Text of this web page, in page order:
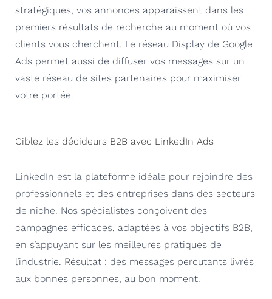
stratégiques, vos annonces apparaissent dans les
premiers résultats de recherche au moment où vos
clients vous cherchent. Le réseau Display de Google
Ads permet aussi de diffuser vos messages sur un
vaste réseau de sites partenaires pour maximiser
votre portée.
Ciblez les décideurs B2B avec LinkedIn Ads
LinkedIn est la plateforme idéale pour rejoindre des
professionnels et des entreprises dans des secteurs
de niche. Nos spécialistes conçoivent des
campagnes efficaces, adaptées à vos objectifs B2B,
en s’appuyant sur les meilleures pratiques de
l’industrie. Résultat : des messages percutants livrés
aux bonnes personnes, au bon moment.